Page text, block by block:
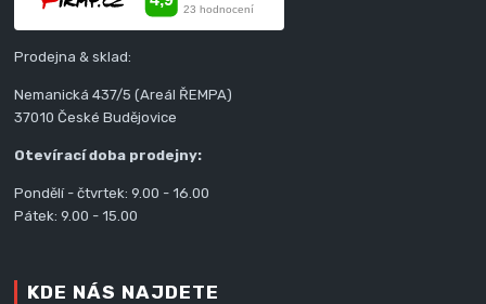
Prodejna & sklad:
Nemanická 437/5 (Areál ŘEMPA)
37010 České Budějovice
Otevírací doba prodejny:
Pondělí - čtvrtek: 9.00 - 16.00
Pátek: 9.00 - 15.00
KDE NÁS NAJDETE